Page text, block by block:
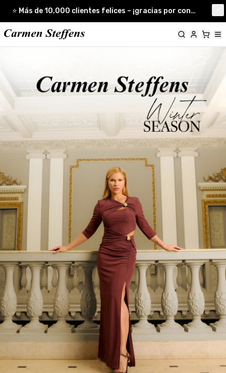
Carmen Steffens
⭐ Más de 10,000 clientes felices – ¡gracias por confiar en nosotros! ✅ Pagos 100% seguros y protegidos